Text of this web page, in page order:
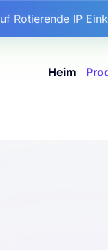
Auf
Statische IP-
Heim